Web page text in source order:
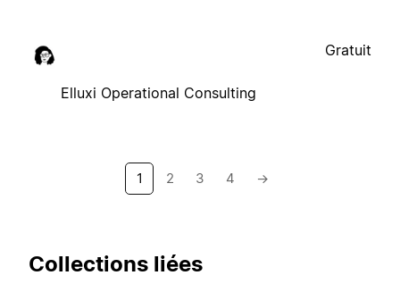
Elluxi Operational Consulting
Gratuit
1 2 3 4 →
Collections liées